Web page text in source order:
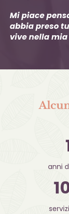
Mi piace
abbia preso
vive nella
anni